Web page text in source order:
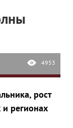
4953
рост
и регионах